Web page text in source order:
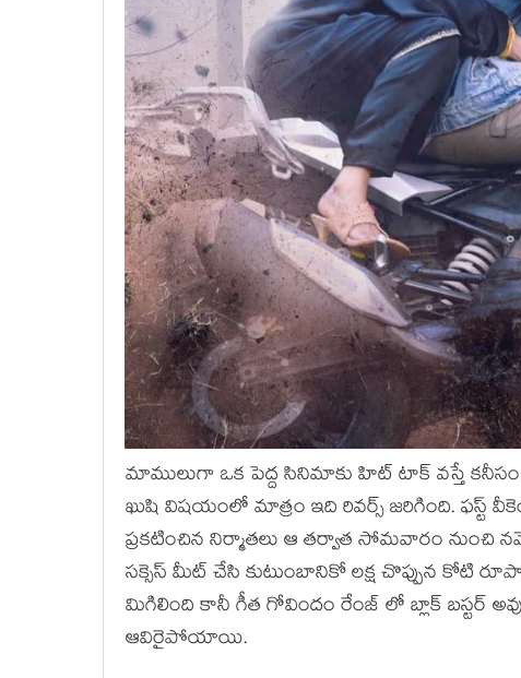
మాములుగా ఒక పెద్ద సినిమాకు హిట్ టాక్ వస్తే
ఖుషి విషయంలో మాత్రం ఇది రివర్స్ జరిగింది. ఫస్ట్
ప్రకటించిన నిర్మాతలు ఆ తర్వాత సోమవారం
సక్సెస్ మీట్ చేసి కుటుంబానికో లక్ష చొప్పున కోటి
మిగిలింది కానీ గీత గోవిందం రేంజ్ లో బ్లాక్ బస్టర్
ఆవిరైపోయాయి.